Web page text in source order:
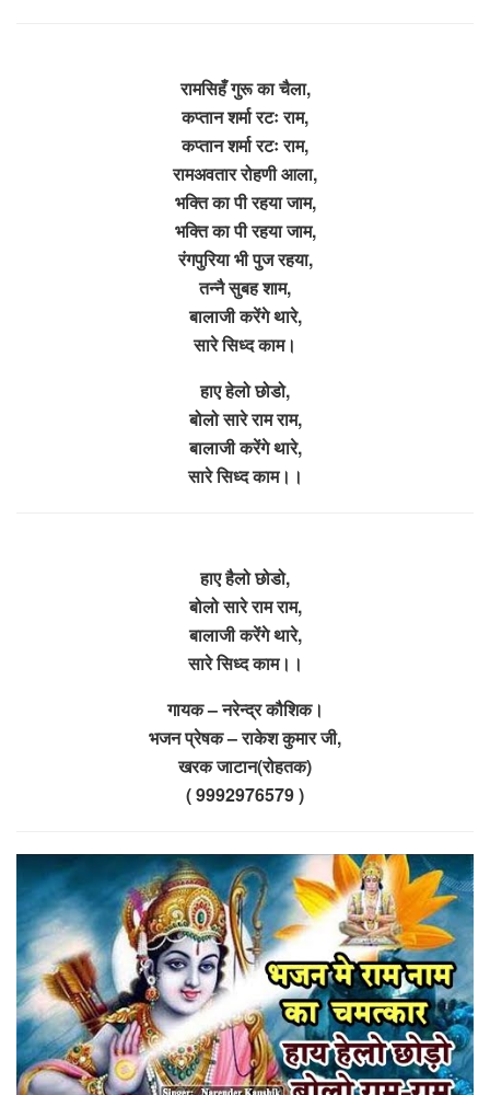
रामसिहँ गुरू का चैला,
कप्तान शर्मा रटः राम,
कप्तान शर्मा रटः राम,
रामअवतार रोहणी आला,
भक्ति का पी रहया जाम,
भक्ति का पी रहया जाम,
रंगपुरिया भी पुज रहया,
तन्नै सुबह शाम,
बालाजी करेंगे थारे,
सारे सिध्द काम।
हाए हेलो छोडो,
बोलो सारे राम राम,
बालाजी करेंगे थारे,
सारे सिध्द काम।।
हाए हैलो छोडो,
बोलो सारे राम राम,
बालाजी करेंगे थारे,
सारे सिध्द काम।।
गायक – नरेन्द्र कौशिक।
भजन प्रेषक – राकेश कुमार जी,
खरक जाटान(रोहतक)
( 9992976579 )